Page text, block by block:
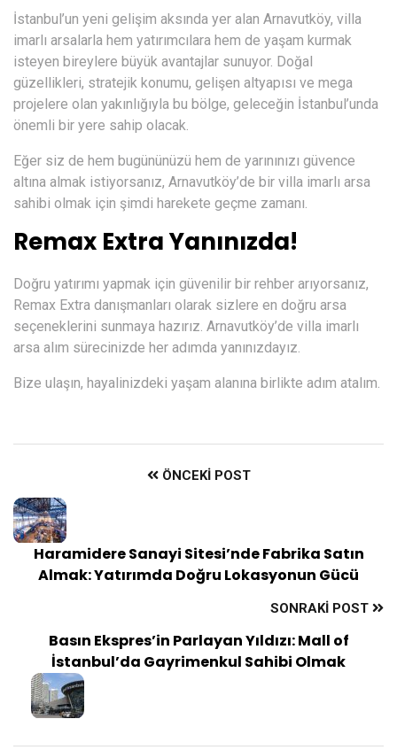
İstanbul’un yeni gelişim aksında yer alan Arnavutköy, villa
imarlı arsalarla hem yatırımcılara hem de yaşam kurmak
isteyen bireylere büyük avantajlar sunuyor. Doğal
güzellikleri, stratejik konumu, gelişen altyapısı ve mega
projelere olan yakınlığıyla bu bölge, geleceğin İstanbul’unda
önemli bir yere sahip olacak.
Eğer siz de hem bugününüzü hem de yarınınızı güvence
altına almak istiyorsanız, Arnavutköy’de bir villa imarlı arsa
sahibi olmak için şimdi harekete geçme zamanı.
Remax Extra Yanınızda!
Doğru yatırımı yapmak için güvenilir bir rehber arıyorsanız,
Remax Extra danışmanları olarak sizlere en doğru arsa
seçeneklerini sunmaya hazırız. Arnavutköy’de villa imarlı
arsa alım sürecinizde her adımda yanınızdayız.
Bize ulaşın, hayalinizdeki yaşam alanına birlikte adım atalım.
ÖNCEKI POST
Haramidere Sanayi Sitesi’nde Fabrika Satın
Almak: Yatırımda Doğru Lokasyonun Gücü
SONRAKI POST
Basın Ekspres’in Parlayan Yıldızı: Mall of
İstanbul’da Gayrimenkul Sahibi Olmak